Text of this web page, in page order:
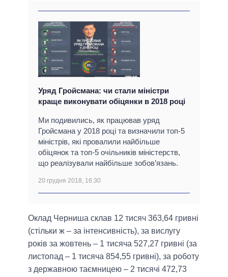
Уряд Гройсмана: чи стали міністри
краще виконувати обіцянки в 2018 році
Ми подивились, як працював уряд
Гройсмана у 2018 році та визначили топ-5
міністрів, які провалили найбільше
обіцянок та топ-5 очільників міністерств,
що реалізували найбільше зобов’язань.
20 грудня 2018, 16:30
Оклад Черниша склав 12 тисяч 363,64 гривні
(стільки ж – за інтенсивність), за вислугу
років за жовтень – 1 тисяча 527,27 гривні (за
листопад – 1 тисяча 854,55 гривні), за роботу
з державною таємницею – 2 тисячі 472,73